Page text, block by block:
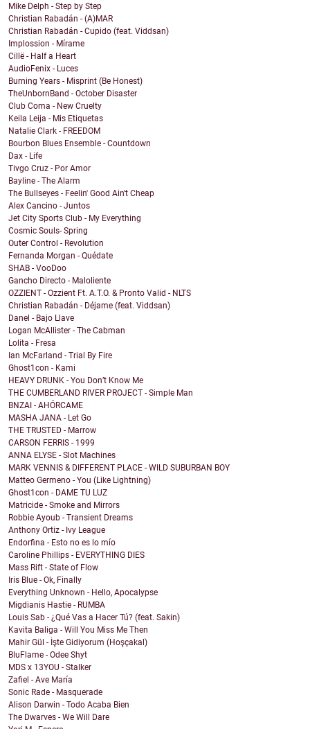
Mike Delph - Step by Step
Christian Rabadán - (A)MAR
Christian Rabadán - Cupido (feat. Viddsan)
Implossion - Mírame
Cillë - Half a Heart
AudioFenix - Luces
Burning Years - Misprint (Be Honest)
TheUnbornBand - October Disaster
Club Coma - New Cruelty
Keila Leija - Mis Etiquetas
Natalie Clark - FREEDOM
Bourbon Blues Ensemble - Countdown
Dax - Life
Tivgo Cruz - Por Amor
Bayline - The Alarm
The Bullseyes - Feelin' Good Ain't Cheap
Alex Cancino - Juntos
Jet City Sports Club - My Everything
Cosmic Souls- Spring
Outer Control - Revolution
Fernanda Morgan - Quédate
SHAB - VooDoo
Gancho Directo - Maloliente
OZZIENT - Ozzient Ft. A.T.O. & Pronto Valid - NLTS
Christian Rabadán - Déjame (feat. Viddsan)
Danel - Bajo Llave
Logan McAllister - The Cabman
Lolita - Fresa
Ian McFarland - Trial By Fire
Ghost1con - Kami
HEAVY DRUNK - You Don’t Know Me
THE CUMBERLAND RIVER PROJECT - Simple Man
BNZAI - AHÓRCAME
MASHA JANA - Let Go
THE TRUSTED - Marrow
CARSON FERRIS - 1999
ANNA ELYSE - Slot Machines
MARK VENNIS & DIFFERENT PLACE - WILD SUBURBAN BOY
Matteo Germeno - You (Like Lightning)
Ghost1con - DAME TU LUZ
Matricide - Smoke and Mirrors
Robbie Ayoub - Transient Dreams
Anthony Ortiz - Ivy League
Endorfina - Esto no es lo mío
Caroline Phillips - EVERYTHING DIES
Mass Rift - State of Flow
Iris Blue - Ok, Finally
Everything Unknown - Hello, Apocalypse
Migdianis Hastie - RUMBA
Louis Sab - ¿Qué Vas a Hacer Tú? (feat. Sakin)
Kavita Baliga - Will You Miss Me Then
Mahir Gül - İşte Gidiyorum (Hoşçakal)
BluFlame - Odee Shyt
MDS x 13YOU - Stalker
Zafiel - Ave María
Sonic Rade - Masquerade
Alison Darwin - Todo Acaba Bien
The Dwarves - We Will Dare